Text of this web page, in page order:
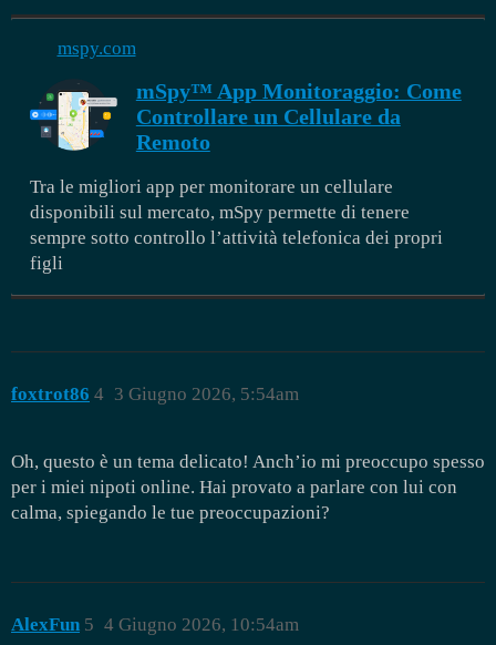
mspy.com
mSpy™ App Monitoraggio: Come
Controllare un Cellulare da
Remoto
Tra le migliori app per monitorare un cellulare
disponibili sul mercato, mSpy permette di tenere
sempre sotto controllo l’attività telefonica dei propri
figli
foxtrot86 3 Giugno 2026, 5:54am
4
Oh, questo è un tema delicato! Anch’io mi preoccupo spesso
per i miei nipoti online. Hai provato a parlare con lui con
calma, spiegando le tue preoccupazioni?
AlexFun 4 Giugno 2026, 10:54am
5